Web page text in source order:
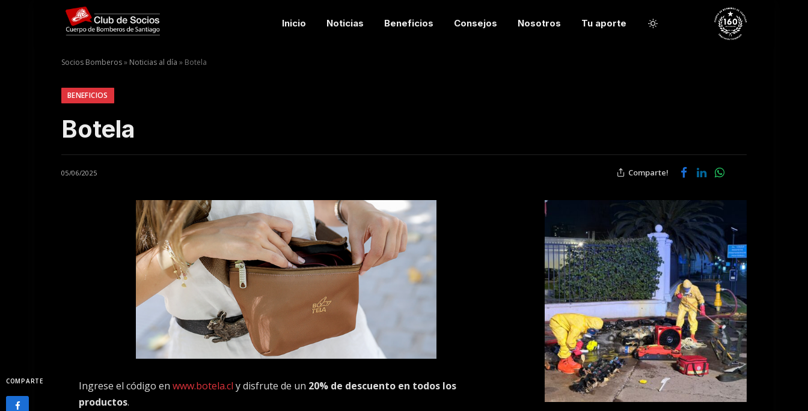
Inicio Noticias Beneficios Consejos Nosotros Tu aporte
Socios Bomberos» Noticias al día » Botela
BENEFICIOS
Botela
05/06/2025 Comparte!
COMPARTE Ingrese el código enwww.botela.cl y disfrute de un 20% de descuento en todos los
productos.